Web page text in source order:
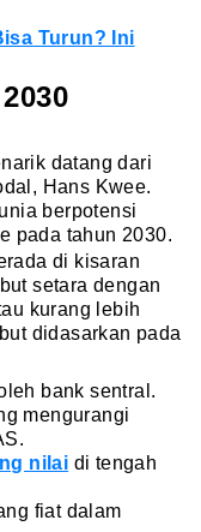
Turun? Ini
datang dari
Hans Kwee.
berpotensi
pada tahun 2030.
di kisaran
setara dengan
kurang lebih
didasarkan pada
bank sentral.
mengurangi
nilai di tengah
fiat dalam